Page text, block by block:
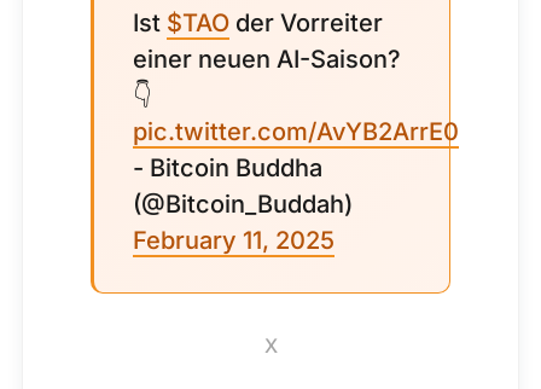
Ist $TAO der Vorreiter
einer neuen AI-Saison?
👇
pic.twitter.com/AvYB2ArrE0
- Bitcoin Buddha
(@Bitcoin_Buddah)
February 11, 2025
X